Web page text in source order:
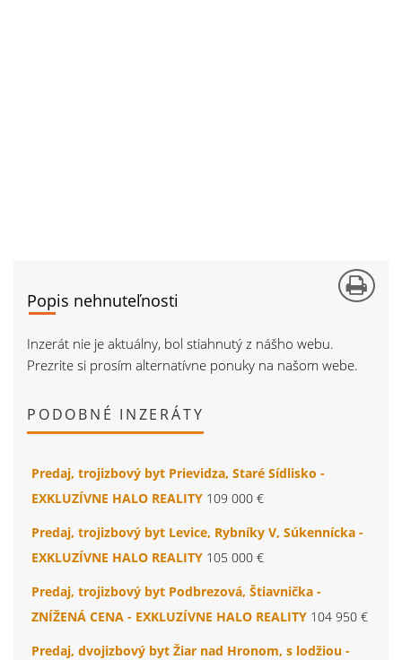
Popis nehnuteľnosti
Inzerát nie je aktuálny, bol stiahnutý z nášho webu.
Prezrite si prosím alternatívne ponuky na našom webe.
PODOBNÉ INZERÁTY
Predaj, trojizbový byt Prievidza, Staré Sídlisko -
EXKLUZÍVNE HALO REALITY 109 000 €
Predaj, trojizbový byt Levice, Rybníky V, Súkennícka -
EXKLUZÍVNE HALO REALITY 105 000 €
Predaj, trojizbový byt Podbrezová, Štiavnička -
ZNÍŽENÁ CENA - EXKLUZÍVNE HALO REALITY 104 950 €
Predaj, dvojizbový byt Žiar nad Hronom, s lodžiou -